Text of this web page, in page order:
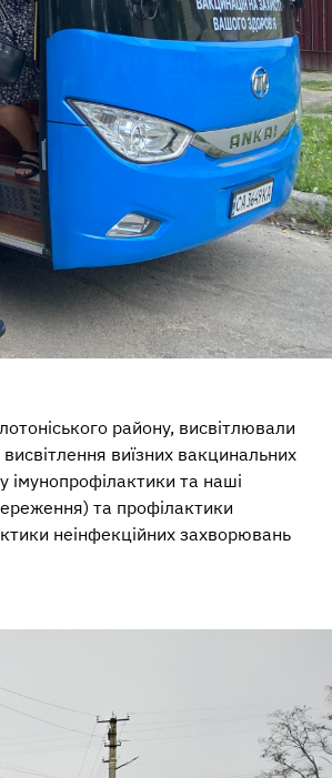
району, висвітлювали
виїзних вакцинальних
імунопрофілактики та наші
та профілактики
неінфекційних захворювань